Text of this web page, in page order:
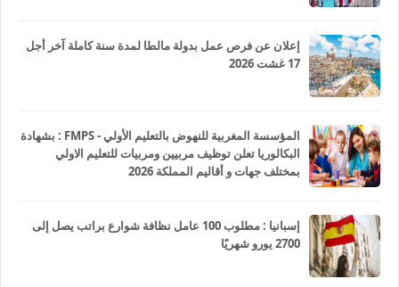
إعلان عن فرص عمل بدولة مالطا لمدة سنة كاملة آخر أجل
17 غشت 2026
المؤسسة المغربية للنهوض بالتعليم الأولي - FMPS : بشهادة
البكالوريا تعلن توظيف مربيين ومربيات للتعليم الاولي
بمختلف جهات و أقاليم المملكة 2026
إسبانيا : مطلوب 100 عامل نظافة شوارع براتب يصل إلى
2700 يورو شهريًا